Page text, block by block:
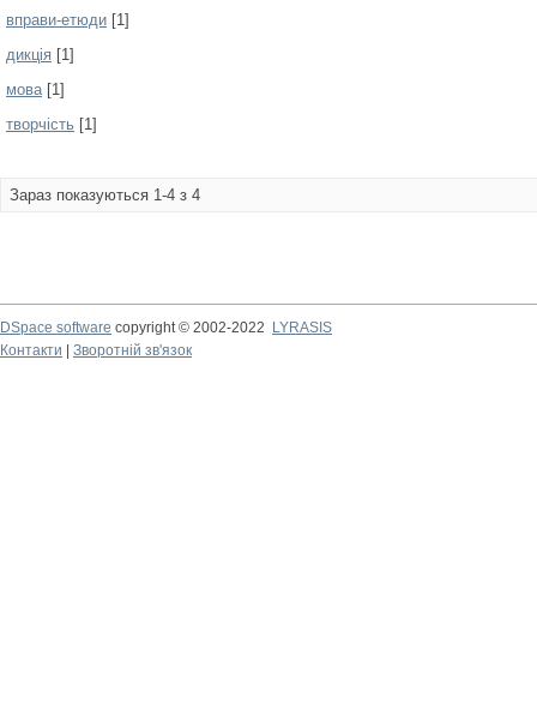
вправи-етюди [1]
дикція [1]
мова[1]
творчість [1]
Зараз показуються 1-4 з 4
DSpace software copyright © 2002-2022
LYRASIS
Контакти
Зворотній зв'язок